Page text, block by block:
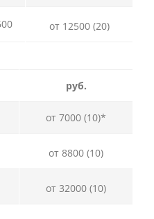
от 12500(20)
руб.
от 7000 (10)*
от 8800 (10)
от 32000 (10)